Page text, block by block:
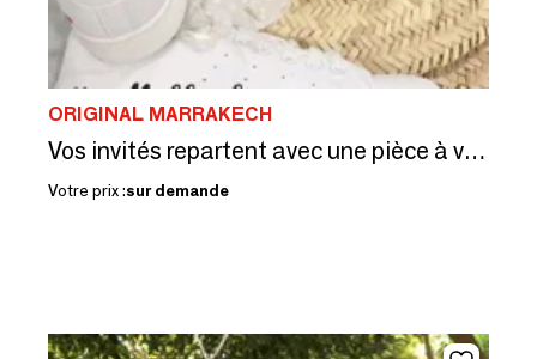
ORIGINAL MARRAKECH
Vos invités repartent avec une pièce à votre nom, en 26 couleurs
Votre prix :sur demande